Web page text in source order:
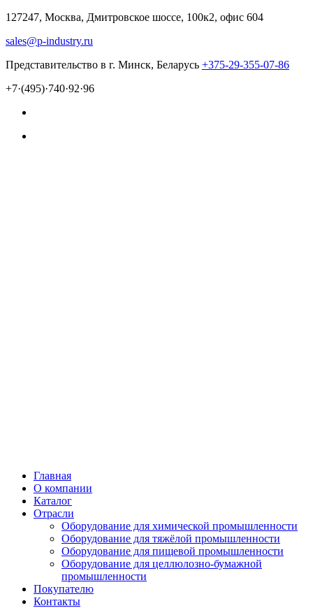
127247, Москва, Дмитровское шоссе, 100к2, офис 604
sales@p-industry.ru
Представительство в г. Минск, Беларусь +375-29-355-07-86
+7·(495)·740·92·96
Главная
О компании
Каталог
Отрасли
Оборудование для химической промышленности
Оборудование для тяжёлой промышленности
Оборудование для пищевой промышленности
Оборудование для целлюлозно-бумажной
промышленности
Покупателю
Контакты